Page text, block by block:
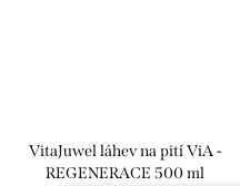
VitaJuwel láhev na pití ViA -
REGENERACE 500 ml